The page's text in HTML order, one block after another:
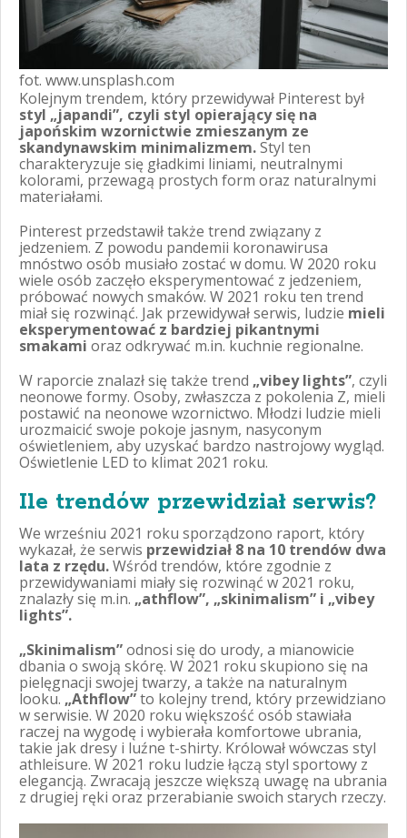
fot. www.unsplash.com
Kolejnym trendem, który przewidywał Pinterest był
styl „japandi”, czyli styl opierający się na
japońskim wzornictwie zmieszanym ze
skandynawskim minimalizmem.Styl ten
charakteryzuje się gładkimi liniami, neutralnymi
kolorami, przewagą prostych form oraz naturalnymi
materiałami.
Pinterest przedstawił także trend związany z
jedzeniem. Z powodu pandemii koronawirusa
mnóstwo osób musiało zostać w domu. W 2020 roku
wiele osób zaczęło eksperymentować z jedzeniem,
próbować nowych smaków. W 2021 roku ten trend
miał się rozwinąć. Jak przewidywał serwis, ludzie mieli
eksperymentować z bardziej pikantnymi
smakami oraz odkrywać m.in. kuchnie regionalne.
W raporcie znalazł się także trend „vibey lights”, czyli
neonowe formy. Osoby, zwłaszcza z pokolenia Z, mieli
postawić na neonowe wzornictwo. Młodzi ludzie mieli
urozmaicić swoje pokoje jasnym, nasyconym
oświetleniem, aby uzyskać bardzo nastrojowy wygląd.
Oświetlenie LED to klimat 2021 roku.
Ile trendów przewidział serwis?
We wrześniu 2021 roku sporządzono raport, który
wykazał, że serwis przewidział 8 na 10 trendów dwa
lata z rzędu.Wśród trendów, które zgodnie z
przewidywaniami miały się rozwinąć w 2021 roku,
znalazły się m.in. „athflow”, „skinimalism” i „vibey
lights”.
„Skinimalism”odnosi się do urody, a mianowicie
dbania o swoją skórę. W 2021 roku skupiono się na
pielęgnacji swojej twarzy, a także na naturalnym
looku. „Athflow”to kolejny trend, który przewidziano
w serwisie. W 2020 roku większość osób stawiała
raczej na wygodę i wybierała komfortowe ubrania,
takie jak dresy i luźne t-shirty. Królował wówczas styl
athleisure. W 2021 roku ludzie łączą styl sportowy z
elegancją. Zwracają jeszcze większą uwagę na ubrania
z drugiej ręki oraz przerabianie swoich starych rzeczy.